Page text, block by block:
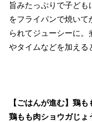
旨みたっぷりで子ど
をフライパンで焼い
られてジューシーに
タイムなどを加える
【ごはんが進む】鶏
鶏もも肉ショウガじょ